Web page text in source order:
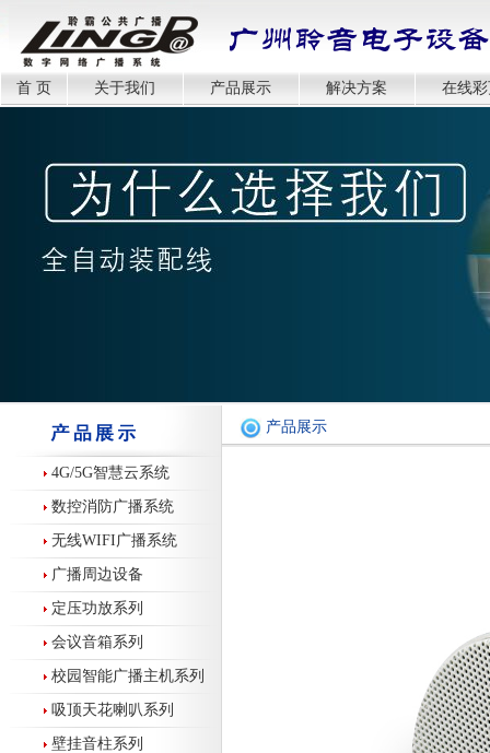
首 页 关于我们 产品展示 解决方案 在线
4G/5G智慧云系统
数控消防广播系统
无线WIFI广播系统
广播周边设备
定压功放系列
会议音箱系列
校园智能广播主机系列
吸顶天花喇叭系列
壁挂音柱系列
产品展示